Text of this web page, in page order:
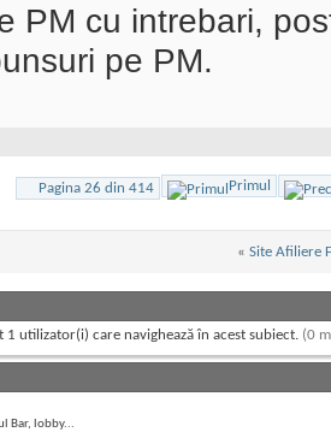
PM cu intrebari,
pe PM.
Pagina 26 din 414 Primul
« Site Afiliere
1 utilizator(i) care navighează în acest subiect. (0
Bar, lobby...